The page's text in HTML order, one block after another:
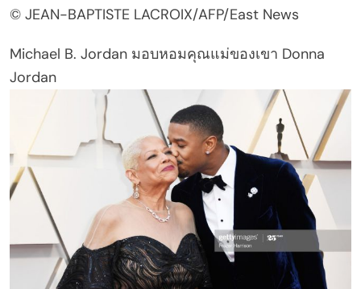
© JEAN-BAPTISTE LACROIX/AFP/East News
Michael B. Jordan มอบหอมคุณแม่ของเขา Donna
Jordan